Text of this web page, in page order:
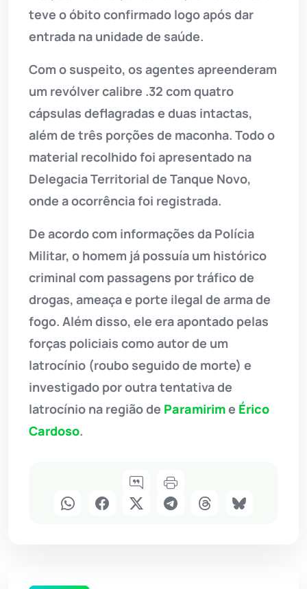
teve o óbito confirmado logo após dar
entrada na unidade de saúde.
Com o suspeito, os agentes apreenderam
um revólver calibre .32 com quatro
cápsulas deflagradas e duas intactas,
além de três porções de maconha. Todo o
material recolhido foi apresentado na
Delegacia Territorial de Tanque Novo,
onde a ocorrência foi registrada.
De acordo com informações da Polícia
Militar, o homem já possuía um histórico
criminal com passagens por tráfico de
drogas, ameaça e porte ilegal de arma de
fogo. Além disso, ele era apontado pelas
forças policiais como autor de um
latrocínio (roubo seguido de morte) e
investigado por outra tentativa de
latrocínio na região de Paramirime Érico
Cardoso.